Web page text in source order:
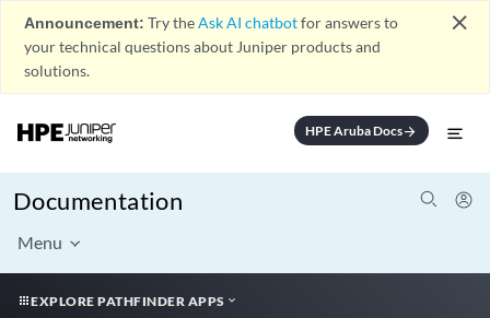
Announcement: Try theAsk AI chatbotfor answers to
your technical questions about Juniper products and
solutions.
close
HPE Aruba Docsarrow_forward
Documentation
Menu
EXPLORE PATHFINDER APPS